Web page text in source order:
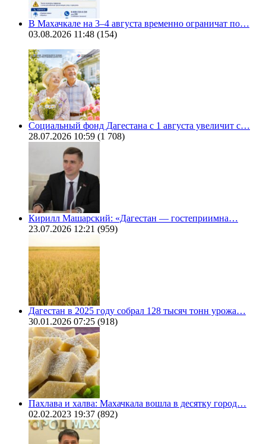
В Махачкале на 3–4 августа временно ограничат по…
03.08.2026 11:48 (154)
Социальный фонд Дагестана с 1 августа увеличит с…
28.07.2026 10:59 (1 708)
Кирилл Машарский: «Дагестан — гостеприимна…
23.07.2026 12:21 (959)
Дагестан в 2025 году собрал 128 тысяч тонн урожа…
30.01.2026 07:25 (918)
Пахлава и халва: Махачкала вошла в десятку город…
02.02.2023 19:37 (892)